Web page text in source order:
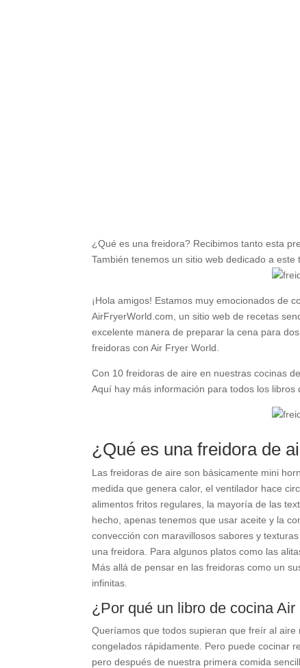
¿Qué es una freidora? Recibimos tanto esta
También tenemos un sitio web dedicado a este
¡Hola amigos! Estamos muy emocionados de
AirFryerWorld.com, un sitio web de recetas
excelente manera de preparar la cena para
freidoras con Air Fryer World.
Con 10 freidoras de aire en nuestras cocinas
Aquí hay más información para todos los libros
¿Qué es una freidora de
Las freidoras de aire son básicamente mini
medida que genera calor, el ventilador hace
alimentos fritos regulares, la mayoría de las
hecho, apenas tenemos que usar aceite y la
convección con maravillosos sabores y
una freidora. Para algunos platos como las
Más allá de pensar en las freidoras como un
infinitas.
¿Por qué un libro de cocina Air
Queríamos que todos supieran que freír al
congelados rápidamente. Pero puede cocinar
pero después de nuestra primera comida